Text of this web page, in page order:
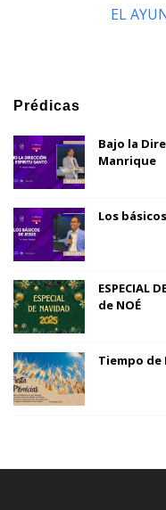
EL
Prédicas
Bajo la
Manrique
Los
ESPECIAL
de NOÉ
Tiempo de